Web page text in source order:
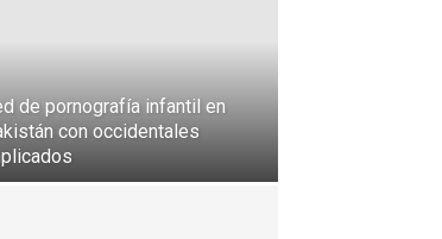
de pornografía infantil en
con occidentales